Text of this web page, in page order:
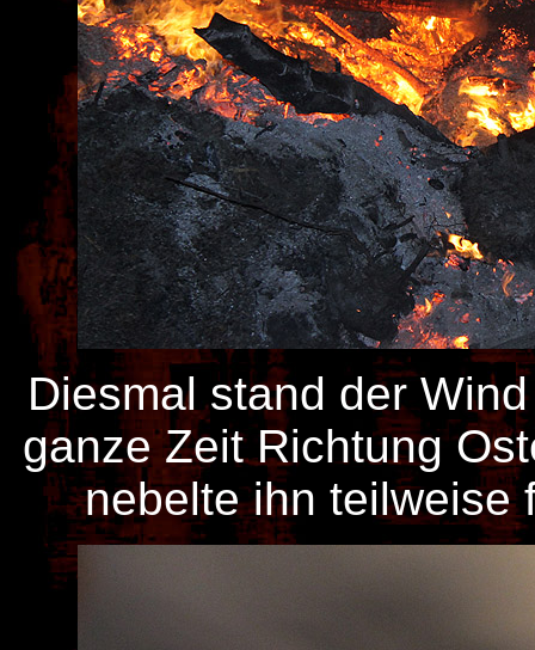
Diesmal stand der
ganze Zeit Richtung
nebelte ihn teilweise